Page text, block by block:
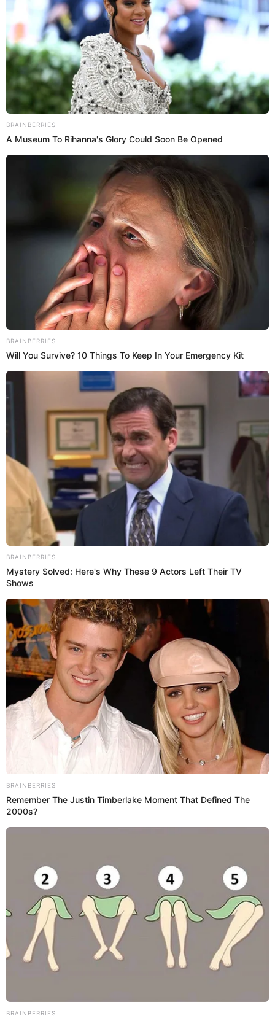
PepsiCo se pronuncia sobre su futuro en Perú.
Asimismo, indicó que se ha venido realizando alianzas
locales para seguir produciendo los productos de Lay´s y
Chifles Karinto en nuestro país. Por último, se resalta que
objetivo de abastecer el mercado con miles de productos
que ofrece y han entrado en el corazón de miles de
DIEGO PECHO
Periodista especializado en actualidad, vida y deportes.
Bachiller en Periodismo en la Universidad Jaime Bausate y
Meza. Redactor en El Popular. Interesado en temas
relacionados como economía, coyuntura nacional e
internacional, trucos caseros y educación.
ALIMENTOS
Prefiero a El Popular en Google